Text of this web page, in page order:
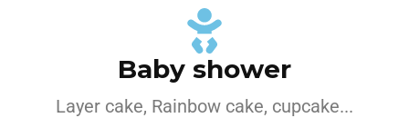
Baby shower
Layer cake, Rainbow cake, cupcake...